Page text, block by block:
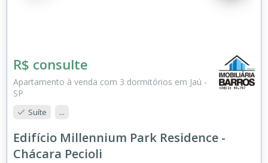
R$ consulte
Apartamento à venda com 3 dormitórios em Jaú -
SP
Suíte ...
Edifício Millennium Park Residence -
Chácara Pecioli